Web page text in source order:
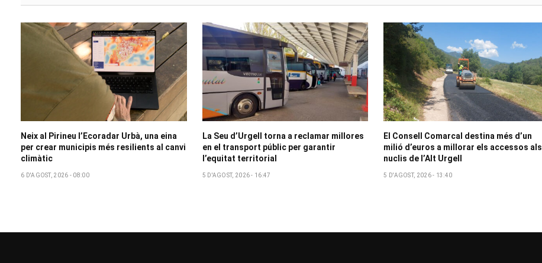
Neix al Pirineu l’Ecoradar Urbà, una eina
per crear municipis més resilients al canvi
climàtic
6 D'AGOST, 2026 - 08:00
La Seu d’Urgell torna a reclamar millores
en el transport públic per garantir
l’equitat territorial
5 D'AGOST, 2026 - 16:47
El Consell Comarcal destina més d’un
milió d’euros a millorar els accessos als
nuclis de l’Alt Urgell
5 D'AGOST, 2026 - 13:40